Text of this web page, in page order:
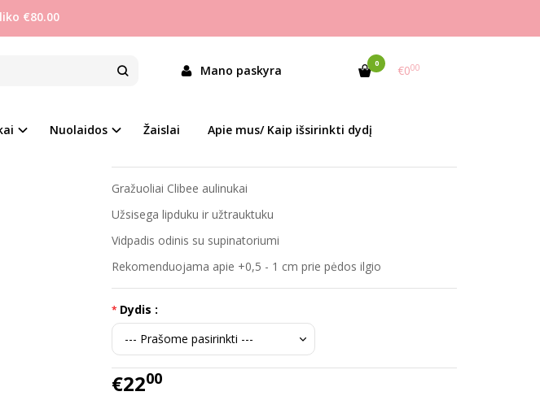
€80.00
Mano paskyra 0 €000
Nuolaidos Žaislai Apie mus/ Kaip išsirinkti dydį
VIDPADŽIU
Prekės kodas:
P641 Silvery
Gražuoliai Clibee aulinukai
Užsisega lipduku ir užtrauktuku
Vidpadis odinis su supinatoriumi
Rekomenduojama apie +0,5 - 1 cm prie pėdos ilgio
Dydis :
€2200